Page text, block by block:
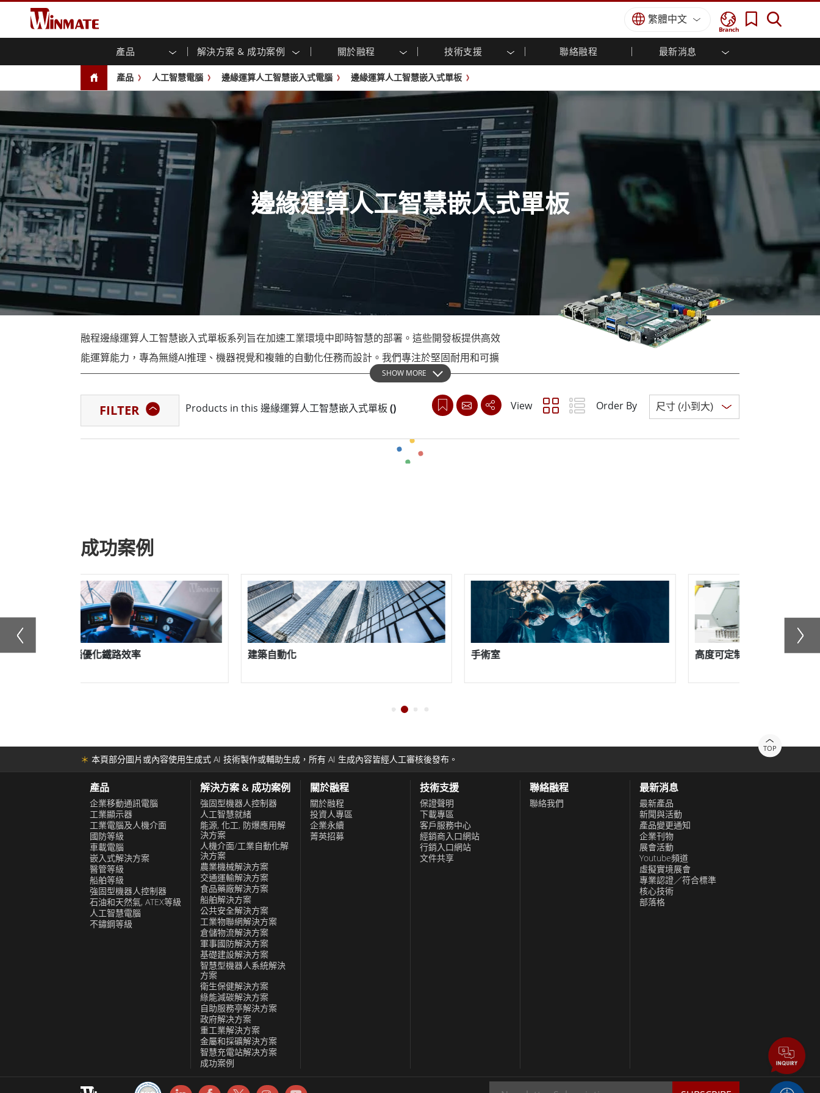
Branch
繁體中文
產品 解決方案 & 成功案例 關於融程 技術支援 聯絡融程 最新消息
企業移動通訊電腦
強固觸控筆記型電腦
手持行動電腦
Windows強固型平板電腦
Android系統強固型平板電腦
超強固型平板電腦
無線電 PoC
邊緣運算人工智慧移動電腦
工業顯示器
多點觸控 (投射電
開放式架構
機箱式
面板安裝
前面板IP65
PoE觸控
USB Type-C
不銹鋼系列
G-WIN系列 / IP67
後置安裝
OSD 控制器
工業電腦及人機介面
人機介面 (投射電容觸控)
工業電腦 (電阻觸控)
不銹鋼系列
G-WIN系列 / IP67設計
長條形數位電子看板
邊緣運算人工智慧工業電腦
國防等級強固觸控筆記型電腦
國防等級工業電腦
國防等級顯示器 / NVIS 顯示器
國防等級伺服器
地面控制站
車載電腦
Windows車載電腦
Android車載電腦
車載平板電腦
嵌入式解決方案
嵌入式電腦 / IP65 防水強固型電腦
工業物聯網閘道器
無線電閘道器
醫管等級
醫管等級強固型平板電腦
醫管等級工業電腦
醫管等級顯示器
船舶等級
船舶等級工業電腦
船舶等級顯示器
船舶等級嵌入式電腦
強固型機器人控制器
邊緣運算人工智慧移動電腦
石油和天然氣, ATEX等級
ATEX等級強固型平板電腦
ATEX等級工業電腦
More
人工智慧電腦
邊緣運算人工智慧移動電腦
邊緣運算人工智慧嵌入式電腦
不鏽鋼等級
不鏽鋼工業電腦
不鏽鋼工業顯示器
強固型機器人控制器 人工智慧就緒 能源, 化工, 防爆應用解決方案
農業機械解決方案
交通運輸解決方案 食品藥廠解決方案
船舶解決方案
公共安全解決方案
工業物聯網解決方案 倉儲物流解決方案
基礎建設解決方案
智慧型機器人系統解決方案 衛生保健解決方案
綠能減碳解決方案
自助服務亭解決方案
政府解决方案 重工業解決方案
金屬和採礦解決方案
智慧充電站解决方案
成功案例
關於融程 投資人專區 企業永續
保證聲明 下載專區 客戶服務中心
行銷入口網站
文件共享
最新產品 新聞與活動 產品變更通知
展會活動
Youtube頻道 虛擬實境展會
專業認證／符合標準
核心技術
部落格
產品 人工智慧電腦 邊緣運算人工智慧嵌入式電腦 邊緣運算人工智慧嵌入式單板
邊緣運算人工智慧嵌入式單板
融程邊緣運算人工智慧嵌入式單板系列旨在加速工業環境中即時智慧的部署。這些開發板提供高效
能運算能力，專為無縫AI推理、機器視覺和複雜的自動化任務而設計。我們專注於堅固耐用和可擴
展的架構，我們的解決方案支援多種處理和加速選項。部署融程硬體，為下一代邊緣運算人工智慧
建立靈活且強大的基礎。
SHOW MORE
FILTER Products in this 邊緣運算人工智慧嵌入式單板() Order By
View
成功案例
建築自動化 手術室 飲料包裝系統
TOP
＊ 本頁部分圖片或內容使用生成式 AI 技術製作或輔助生成，所有 AI 生成內容皆經人工審核後發布。
產品
企業移動通訊電腦
工業顯示器
工業電腦及人機介面
國防等級
車載電腦
嵌入式解決方案
醫管等級
船舶等級
強固型機器人控制器
石油和天然氣, ATEX等級
人工智慧電腦
不鏽鋼等級
解決方案 & 成功案例
強固型機器人控制器
人工智慧就緒
能源, 化工, 防爆應用解
決方案
人機介面/工業自動化解
決方案
農業機械解決方案
交通運輸解決方案
食品藥廠解決方案
船舶解決方案
公共安全解決方案
工業物聯網解決方案
倉儲物流解決方案
軍事國防解決方案
基礎建設解決方案
智慧型機器人系統解決
方案
衛生保健解決方案
綠能減碳解決方案
自助服務亭解決方案
政府解决方案
重工業解決方案
金屬和採礦解決方案
智慧充電站解决方案
成功案例
關於融程
關於融程
投資人專區
企業永續
菁英招募
技術支援
保證聲明
下載專區
客戶服務中心
經銷商入口網站
行銷入口網站
文件共享
聯絡融程
聯絡我們
最新消息
最新產品
新聞與活動
產品變更通知
企業刊物
展會活動
Youtube頻道
虛擬實境展會
專業認證／符合標準
核心技術
部落格